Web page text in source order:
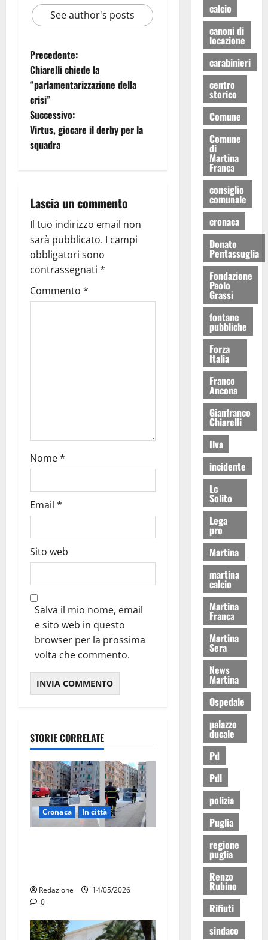
See author's posts
Precedente:
Chiarelli chiede la
“parlamentarizzazione della
crisi”
Successivo:
Virtus, giocare il derby per la
squadra
Lascia un commento
Il tuo indirizzo email non
sarà pubblicato. I campi
obbligatori sono
contrassegnati *
Commento *
Nome*
Email *
Sito web
Salva il mio nome, email
e sito web in questo
browser per la prossima
volta che commento.
STORIE CORRELATE
Cronaca In città
Redazione
14/05/2026
0
calcio
canoni di
locazione
carabinieri
centro
storico
Comune
Comune
di
Martina
Franca
consiglio
comunale
cronaca
Donato
Pentassuglia
Fondazione
Paolo
Grassi
fontane
pubbliche
Forza
Italia
Franco
Ancona
Gianfranco
Chiarelli
Ilva
incidente
Lc
Solito
Lega
pro
Martina
martina
calcio
Martina
Franca
Martina
Sera
News
Martina
Ospedale
palazzo
ducale
Pd
Pdl
polizia
Puglia
regione
puglia
Renzo
Rubino
Rifiuti
sindaco